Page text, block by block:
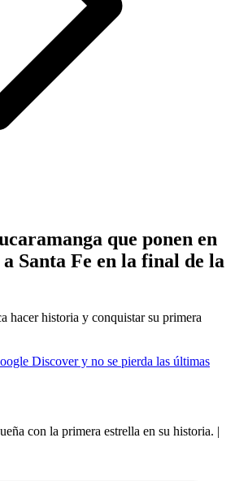
que ponen en
Santa Fe en la final de la
hacer historia y conquistar su primera
Discover y no se pierda las últimas
con la primera estrella en su historia. |